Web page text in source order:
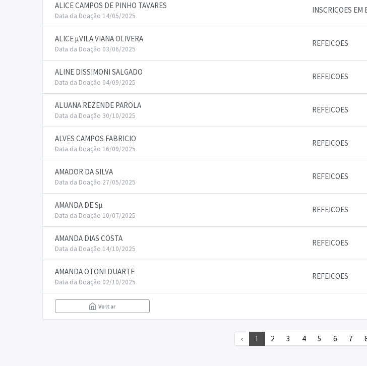
ALICE CAMPOS DE PINHO TAVARES
Data da Doação 14/05/2025
INSCRICOES EM
ALICE µVILA VIANA OLIVERA
Data da Doação 03/06/2025
REFEICOES
ALINE DISSIMONI SALGADO
Data da Doação 04/09/2025
REFEICOES
ALUANA REZENDE PAROLA
Data da Doação 30/10/2025
REFEICOES
ALVES CAMPOS FABRICIO
Data da Doação 16/09/2025
REFEICOES
AMADOR DA SILVA
Data da Doação 27/05/2025
REFEICOES
AMANDA DE Sµ
Data da Doação 10/07/2025
REFEICOES
AMANDA DIAS COSTA
Data da Doação 14/10/2025
REFEICOES
AMANDA OTONI DUARTE
Data da Doação 02/10/2025
REFEICOES
Voltar
‹ 1 2 3 4 5 6 7